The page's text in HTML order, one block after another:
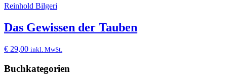
Reinhold Bilgeri
Das Gewissen der Tauben
€ 29,00 inkl. MwSt.
Buchkategorien